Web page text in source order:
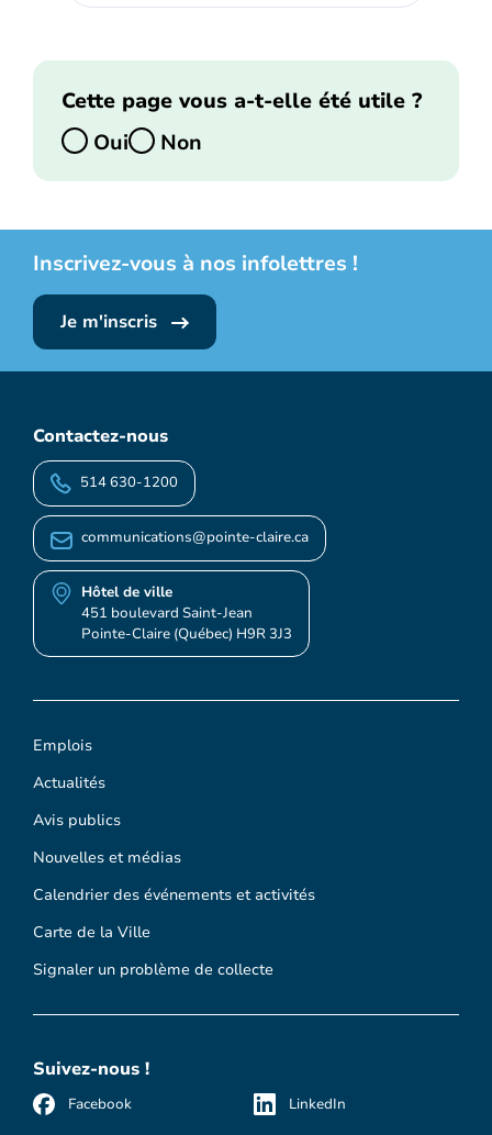
Cette page vous a-t-elle été utile ?
Oui
Non
Inscrivez-vous à nos infolettres !
Je m'inscris
Emplois
Actualités
Avis publics
Nouvelles et médias
Calendrier des événements et activités
Carte de la Ville
Signaler un problème de collecte
Contactez-nous
514 630-1200
communications@pointe-claire.ca
Hôtel de ville
451 boulevard Saint-Jean
Pointe-Claire (Québec) H9R 3J3
Suivez-nous !
Facebook LinkedIn